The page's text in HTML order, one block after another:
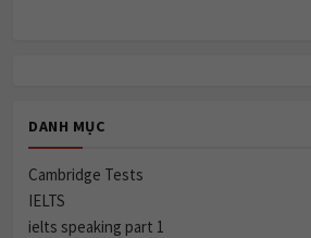
DANH MỤC
Cambridge Tests
IELTS
ielts speaking part 1